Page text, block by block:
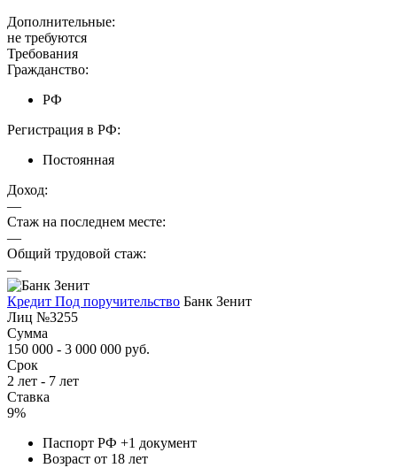
Дополнительные:
не требуются
Требования
Гражданство:
РФ
Регистрация в РФ:
Постоянная
Доход:
—
Стаж на последнем месте:
—
Общий трудовой стаж:
—
Кредит Под поручительство Банк Зенит
Лиц №3255
Сумма
150 000 - 3 000 000 руб.
Срок
2 лет - 7 лет
Ставка
9%
Паспорт РФ +1 документ
Возраст от 18 лет